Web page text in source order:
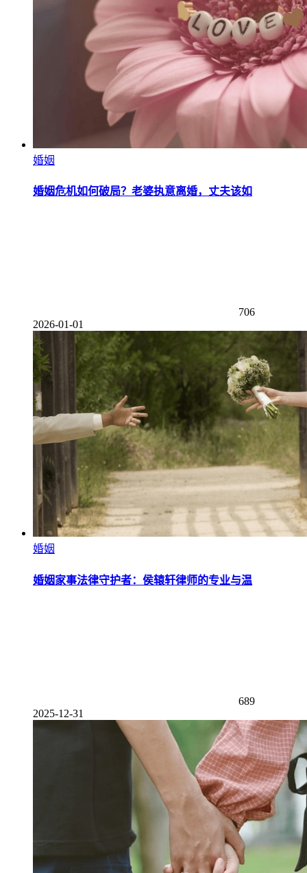
婚姻
婚姻危机如何破局？老婆执意离婚，丈夫该如
706
2026-01-01
婚姻
婚姻家事法律守护者：侯辕轩律师的专业与温
689
2025-12-31